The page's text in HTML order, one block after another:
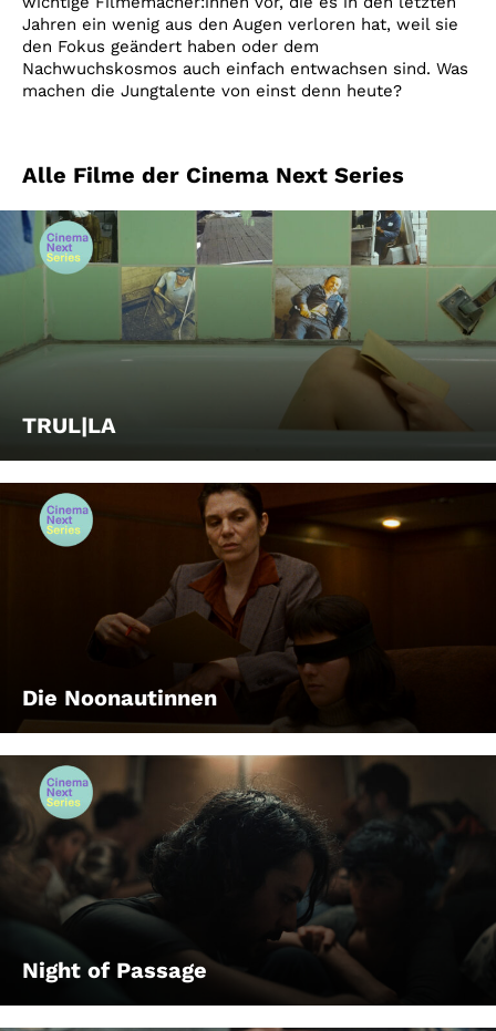
Jahren ein wenig aus den Augen verloren hat, weil sie
den Fokus geändert haben oder dem
Nachwuchskosmos auch einfach entwachsen sind. Was
machen die Jungtalente von einst denn heute?
Alle Filme der Cinema Next Series
TRUL|LA
Die Noonautinnen
Night of Passage